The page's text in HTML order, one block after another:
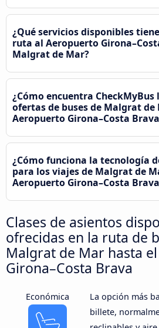
¿Qué servicios disponibles
ruta al Aeropuerto
Malgrat de Mar?
¿Cómo encuentra CheckMyBus
ofertas de buses de Malgrat de
Aeropuerto Girona–Costa
¿Cómo funciona la tecnología
para los viajes de Malgrat de
Aeropuerto Girona–Costa
Clases de asientos
ofrecidas en la ruta de
Malgrat de Mar hasta
Girona–Costa Brava
Económica
La opción más
billete,